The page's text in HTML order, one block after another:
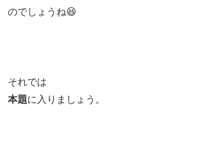
のでしょうね😆
それでは
本題に入りましょう。